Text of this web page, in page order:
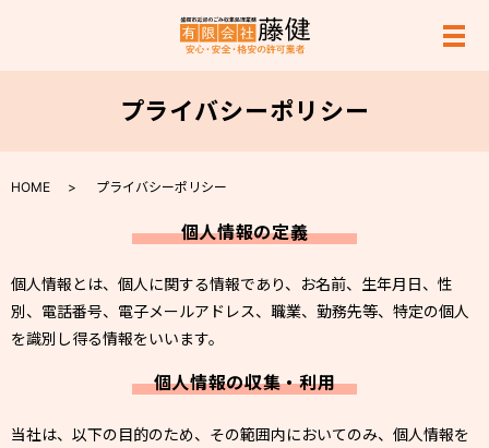
メ
プライバシーポリシー
HOME プライバシーポリシー
個人情報の定義
個人情報とは、個人に関する情報であり、お名前、生年月日、性
別、電話番号、電子メールアドレス、職業、勤務先等、特定の個人
を識別し得る情報をいいます。
個人情報の収集・利用
当社は、以下の目的のため、その範囲内においてのみ、個人情報を